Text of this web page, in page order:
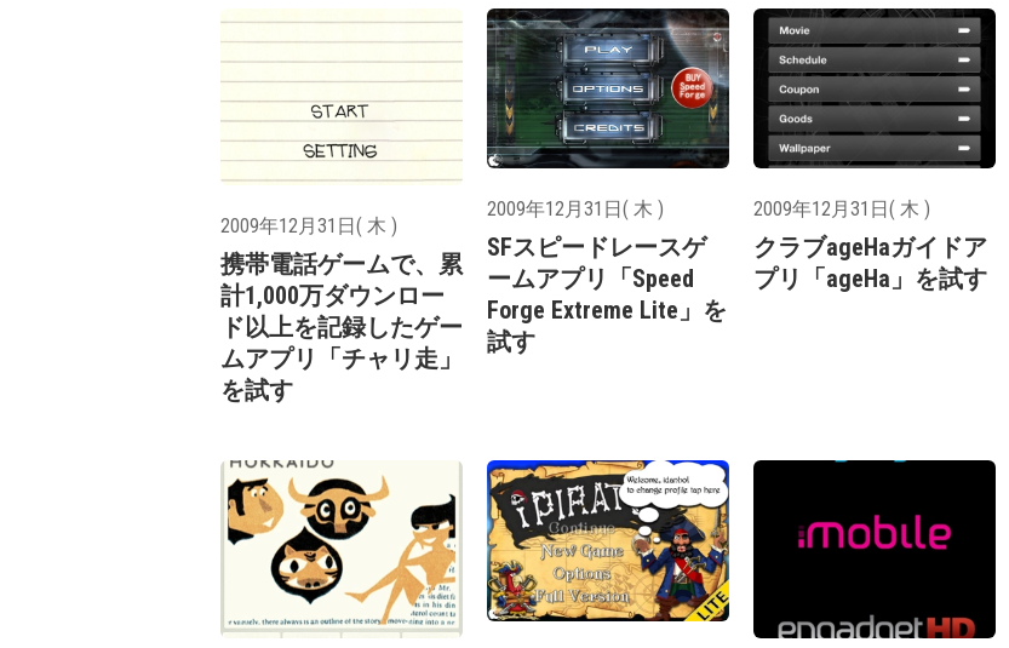
2009年12月31日( 木 )
携帯電話ゲームで、累
計1,000万ダウンロー
ド以上を記録したゲー
ムアプリ「チャリ走」
を試す
2009年12月31日( 木 )
SFスピードレースゲ
ームアプリ「Speed
Forge Extreme Lite」を
試す
2009年12月31日( 木 )
クラブageHaガイドア
プリ「ageHa」を試す